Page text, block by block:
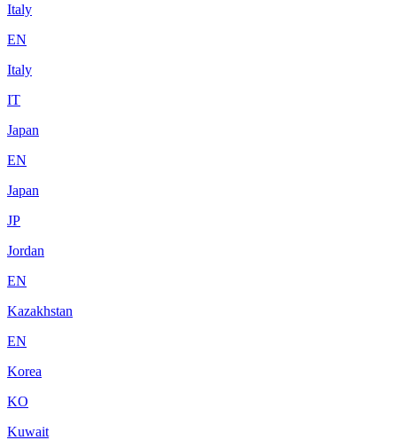
Italy
EN
Italy
IT
Japan
EN
Japan
JP
Jordan
EN
Kazakhstan
EN
Korea
KO
Kuwait